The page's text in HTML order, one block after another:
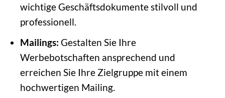
wichtige Geschäftsdokumente stilvoll und
professionell.
Mailings: Gestalten Sie Ihre
Werbebotschaften ansprechend und
erreichen Sie Ihre Zielgruppe mit einem
hochwertigen Mailing.